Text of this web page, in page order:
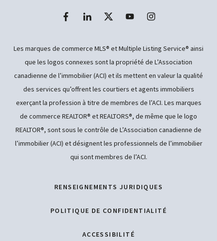
RENSEIGNEMENTS JURIDIQUES
POLITIQUE DE CONFIDENTIALITÉ
ACCESSIBILITÉ
Les marques de commerce MLS® et Multiple Listing Service® ainsi
que les logos connexes sont la propriété de L’Association
canadienne de l’immobilier (ACI) et ils mettent en valeur la qualité
des services qu’offrent les courtiers et agents immobiliers
exerçant la profession à titre de membres de l’ACI. Les marques
de commerce REALTOR® et REALTORS®, de même que le logo
REALTOR®, sont sous le contrôle de L’Association canadienne de
l’immobilier (ACI) et désignent les professionnels de l’immobilier
qui sont membres de l’ACI.